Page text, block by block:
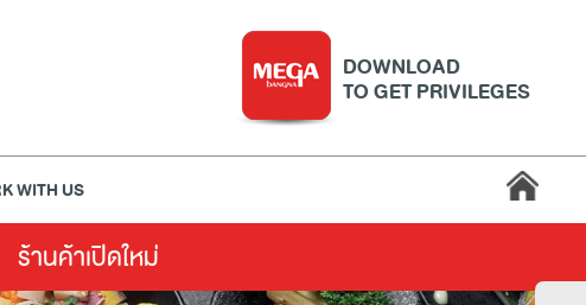
DOWNLOAD
TO GET PRIVILEGES
WITH US
ตล์ บริการ เมกา สมาร์ท คิดส์ กีฬา
ซูเปอร์มาร์เก็ต
ร้านค้าเปิดใหม่